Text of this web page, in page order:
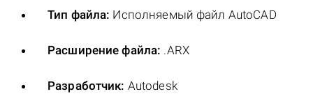
Тип файла: Исполняемый файл AutoCAD
Расширение файла: .ARX
Разработчик: Autodesk